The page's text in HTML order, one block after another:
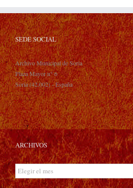
SEDE SOCIAL
Archivo Municipal de Soria
Plaza Mayor n° 6
Soria (42.002) - España
ARCHIVOS
Archivos